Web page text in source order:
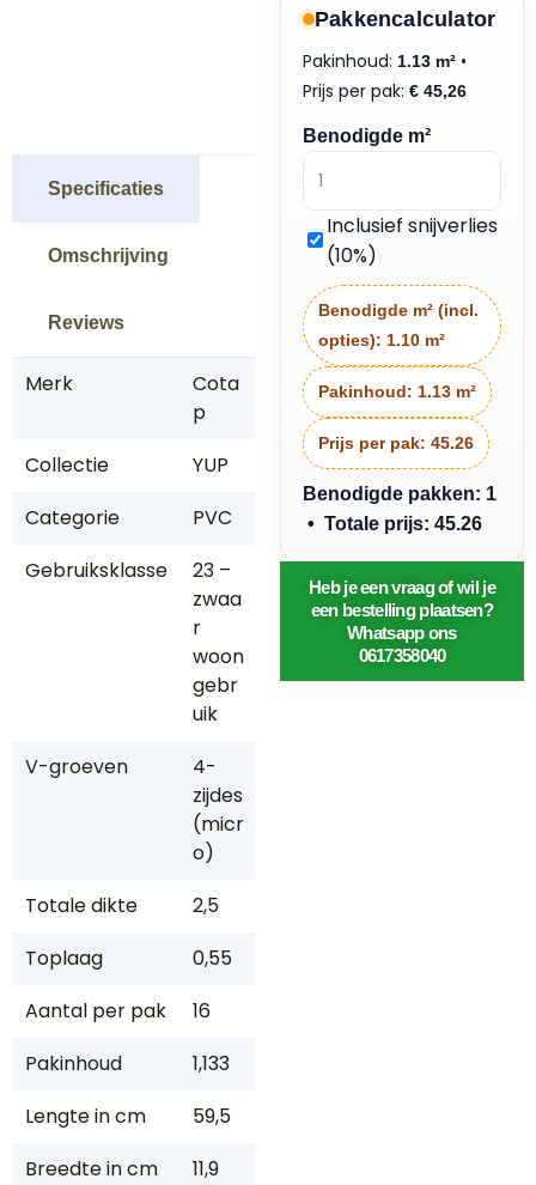
Specificaties
Omschrijving
Reviews
Merk
Cota
p
Collectie
YUP
Categorie
PVC
Gebruiksklasse
23 –
zwaa
r
woon
gebr
uik
V-groeven
4-
zijdes
(micr
o)
Totale dikte
2,5
Toplaag
0,55
Aantal per pak
16
Pakinhoud
1,133
Lengte in cm
59,5
Breedte in cm
11,9
Pakkencalculator
Pakinhoud: 1.13 m² •
Prijs per pak: € 45,26
Benodigde m²
Inclusief snijverlies
(10%)
Benodigde m² (incl.
opties): 1.10 m²
Pakinhoud: 1.13 m²
Prijs per pak: 45.26
Benodigde pakken: 1
• Totale prijs: 45.26
Heb je een vraag of wil je
een bestelling plaatsen?
Whatsapp ons
0617358040